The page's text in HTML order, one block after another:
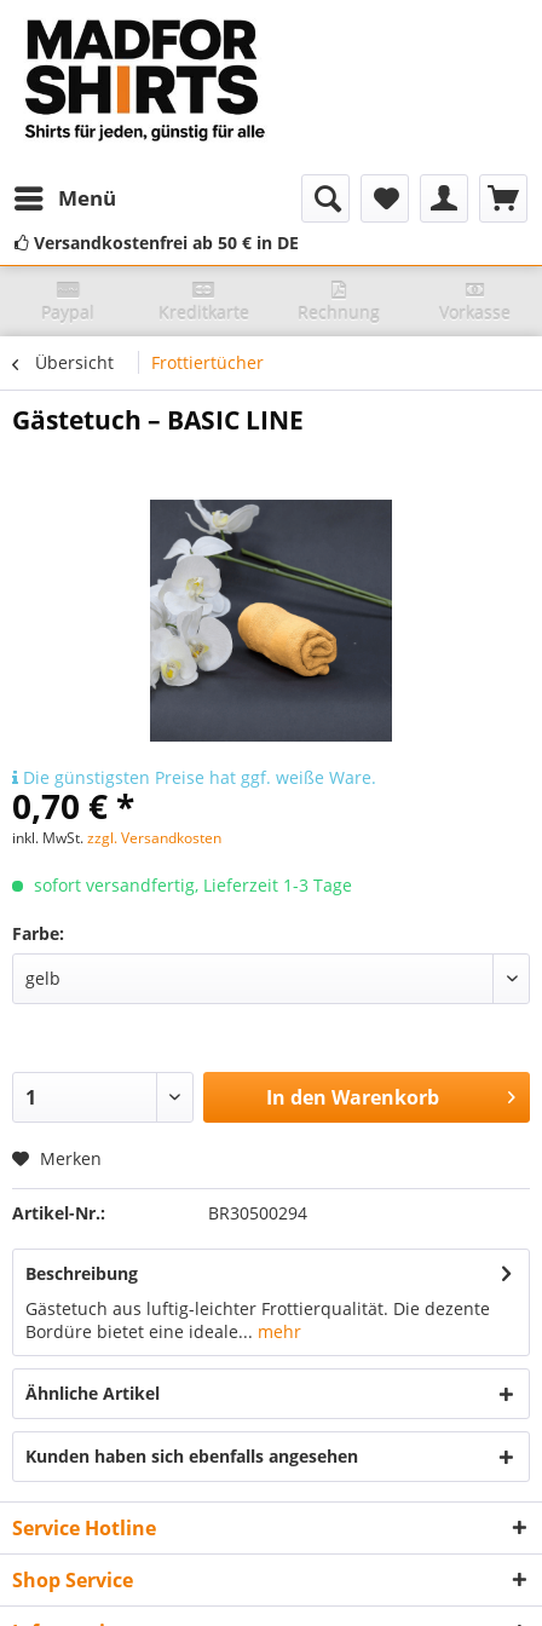
Menü
Versandkostenfrei ab 50 € in DE
Paypal Kreditkarte Rechnung Vorkasse
Übersicht Frottiertücher
Gästetuch – BASIC LINE
Die günstigsten Preise hat ggf. weiße Ware.
0,70 € *
inkl. MwSt.zzgl. Versandkosten
sofort versandfertig, Lieferzeit 1-3 Tage
Farbe:
In den Warenkorb
Merken
Artikel-Nr.: BR30500294
Beschreibung
Gästetuch aus luftig-leichter Frottierqualität. Die dezente
Bordüre bietet eine ideale... mehr
Ähnliche Artikel
Kunden haben sich ebenfalls angesehen
Service Hotline
Shop Service